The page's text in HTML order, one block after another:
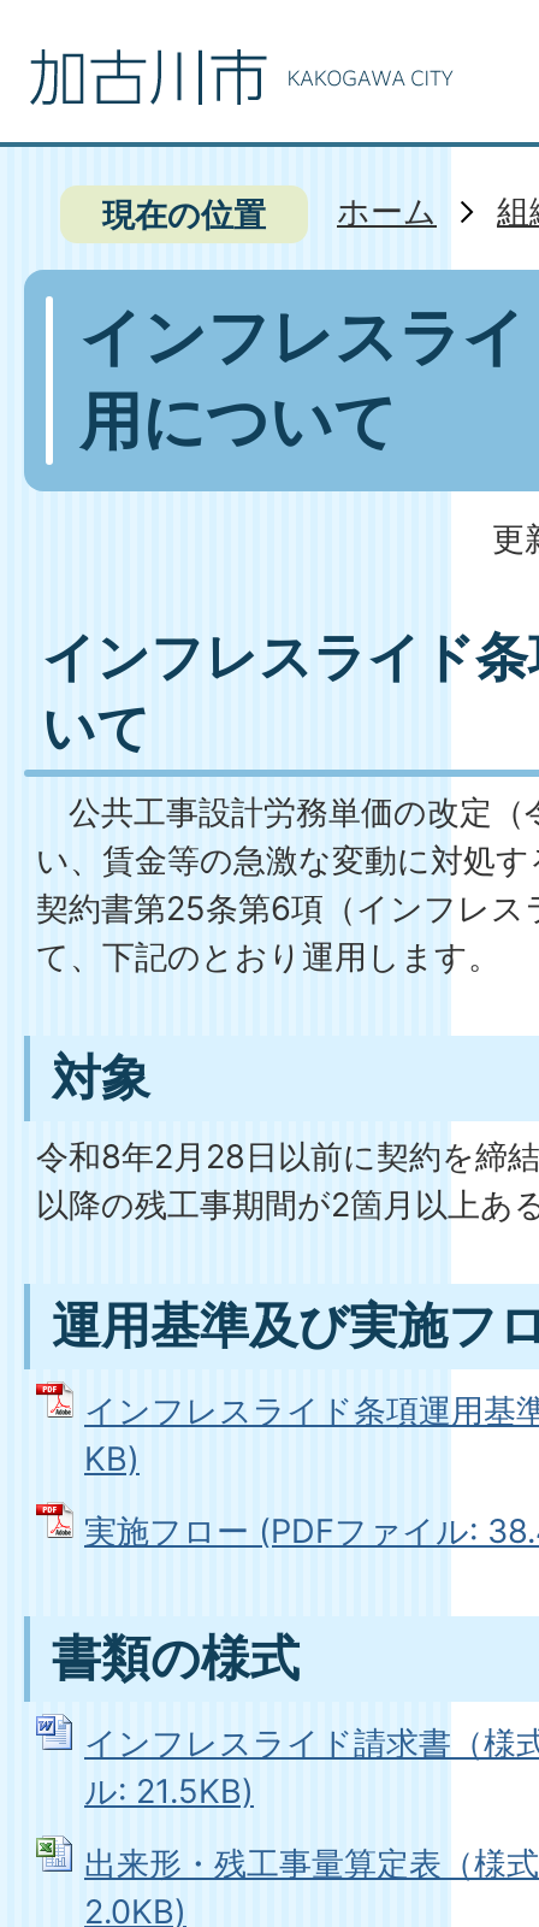
現在の位置 ホーム 組
インフレスラ
用について
更
インフレスライド
いて
公共工事設計労務単価の改定（
い、賃金等の急激な変動に対処
契約書第25条第6項（インフレ
て、下記のとおり運用します。
対象
令和8年2月28日以前に契約を締
以降の残工事期間が2箇月以上あ
運用基準及び実施フ
インフレスライド条項運用基
KB)
実施フロー (PDFファイル:
書類の様式
インフレスライド請求書（様
ル: 21.5KB)
出来形・残工事量算定表（様
2.0KB)